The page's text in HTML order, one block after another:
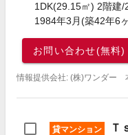
1DK(29.15㎡) 2階建/
1984年3月(築42年6
お問い合わせ(無料)
情報提供会社: (株)ワンダー
貸マンション Ｔ